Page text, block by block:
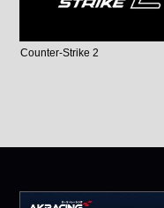
Counter-Strike 2